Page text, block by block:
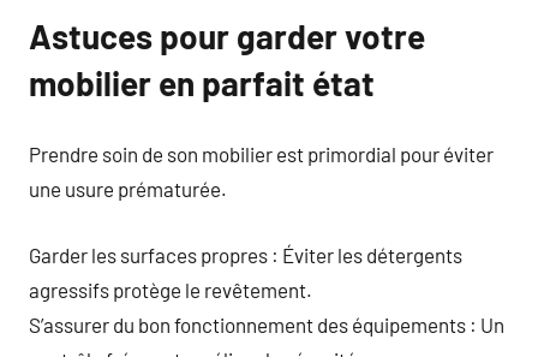
Astuces pour garder votre
mobilier en parfait état
Prendre soin de son mobilier est primordial pour éviter
une usure prématurée.
Garder les surfaces propres : Éviter les détergents
agressifs protège le revêtement.
S’assurer du bon fonctionnement des équipements : Un